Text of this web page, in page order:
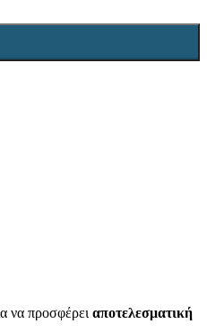
να προσφέρει αποτελεσματική